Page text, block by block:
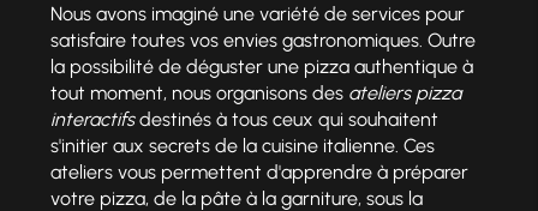
Nous avons imaginé une variété de services pour
satisfaire toutes vos envies gastronomiques. Outre
la possibilité de déguster une pizza authentique à
tout moment, nous organisons des ateliers pizza
interactifsdestinés à tous ceux qui souhaitent
s'initier aux secrets de la cuisine italienne. Ces
ateliers vous permettent d'apprendre à préparer
votre pizza, de la pâte à la garniture, sous la